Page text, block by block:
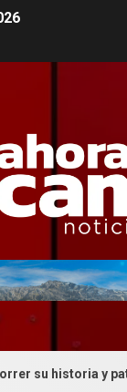
y patrimonio